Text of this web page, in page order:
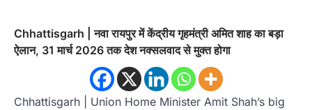
Chhattisgarh | नवा रायपुर में केंद्रीय गृहमंत्री अमित शाह का बड़ा
ऐलान, 31 मार्च 2026 तक देश नक्सलवाद से मुक्त होगा
Chhattisgarh | Union Home Minister Amit Shah’s big